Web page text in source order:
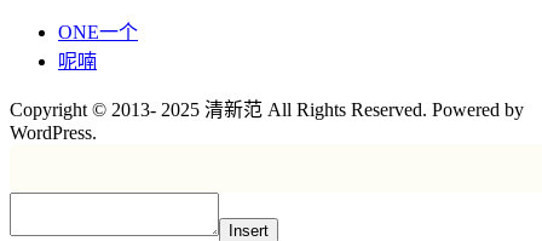
ONE一个
呢喃
Copyright © 2013- 2025 清新范 All Rights Reserved. Powered by
WordPress.
Insert